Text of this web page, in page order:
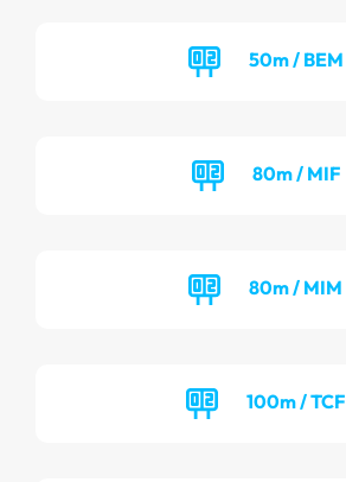
50m / BEM
80m / MIF
80m / MIM
100m / TCF